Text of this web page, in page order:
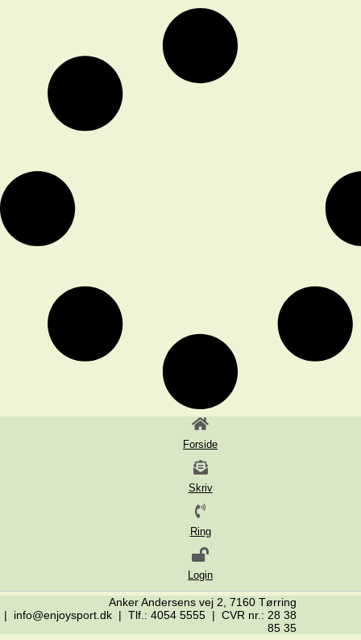
Forside
Skriv
Ring
Login
Anker Andersens vej 2, 7160 Tørring
| info@enjoysport.dk | Tlf.: 4054 5555 | CVR nr.: 28 38
85 35